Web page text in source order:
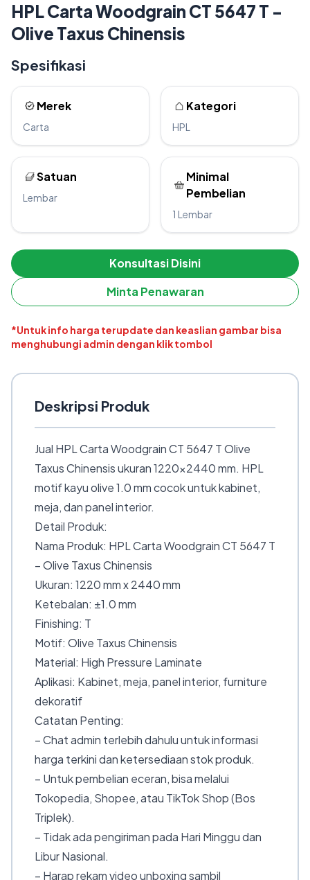
HPL Carta Woodgrain CT 5647 T -
Olive Taxus Chinensis
Spesifikasi
Merek
Carta
Kategori
HPL
Satuan
Lembar
Minimal
Pembelian
1 Lembar
Konsultasi Disini
Minta Penawaran
*Untuk info harga terupdate dan keaslian gambar bisa
menghubungi admin dengan klik tombol
Deskripsi Produk
Jual HPL Carta Woodgrain CT 5647 T Olive
Taxus Chinensis ukuran 1220×2440 mm. HPL
motif kayu olive 1.0 mm cocok untuk kabinet,
meja, dan panel interior.
Detail Produk:
Nama Produk: HPL Carta Woodgrain CT 5647 T
– Olive Taxus Chinensis
Ukuran: 1220 mm x 2440 mm
Ketebalan: ±1.0 mm
Finishing: T
Motif: Olive Taxus Chinensis
Material: High Pressure Laminate
Aplikasi: Kabinet, meja, panel interior, furniture
dekoratif
Catatan Penting:
– Chat admin terlebih dahulu untuk informasi
harga terkini dan ketersediaan stok produk.
– Untuk pembelian eceran, bisa melalui
Tokopedia, Shopee, atau TikTok Shop (Bos
Triplek).
– Tidak ada pengiriman pada Hari Minggu dan
Libur Nasional.
– Harap rekam video unboxing sambil